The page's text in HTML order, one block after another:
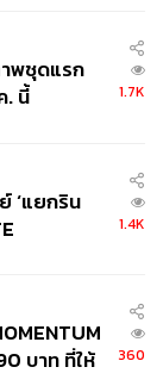
พชุดแรก
. นี้
1.7K
‘แยกริน
1.4K
บาท ที่ให้
360